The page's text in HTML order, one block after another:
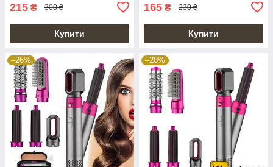
215 ₴ 300 ₴
Купити
165 ₴ 230 ₴
Купити
–26% –20%